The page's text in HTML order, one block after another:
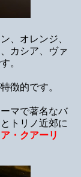
、オレンジ、
カシア、ヴァ
。
徴的です。
マで著名なバ
とトリノ近郊に
・クアーリ